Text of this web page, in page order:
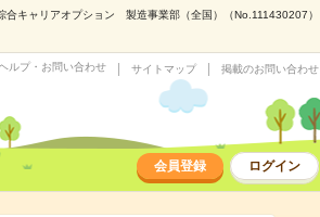
合キャリアオプション 製造事業部（全国）（No.111430207）
ルプ・お問い合わせ サイトマップ 掲載のお問い合わせ
会員登録 ログイン